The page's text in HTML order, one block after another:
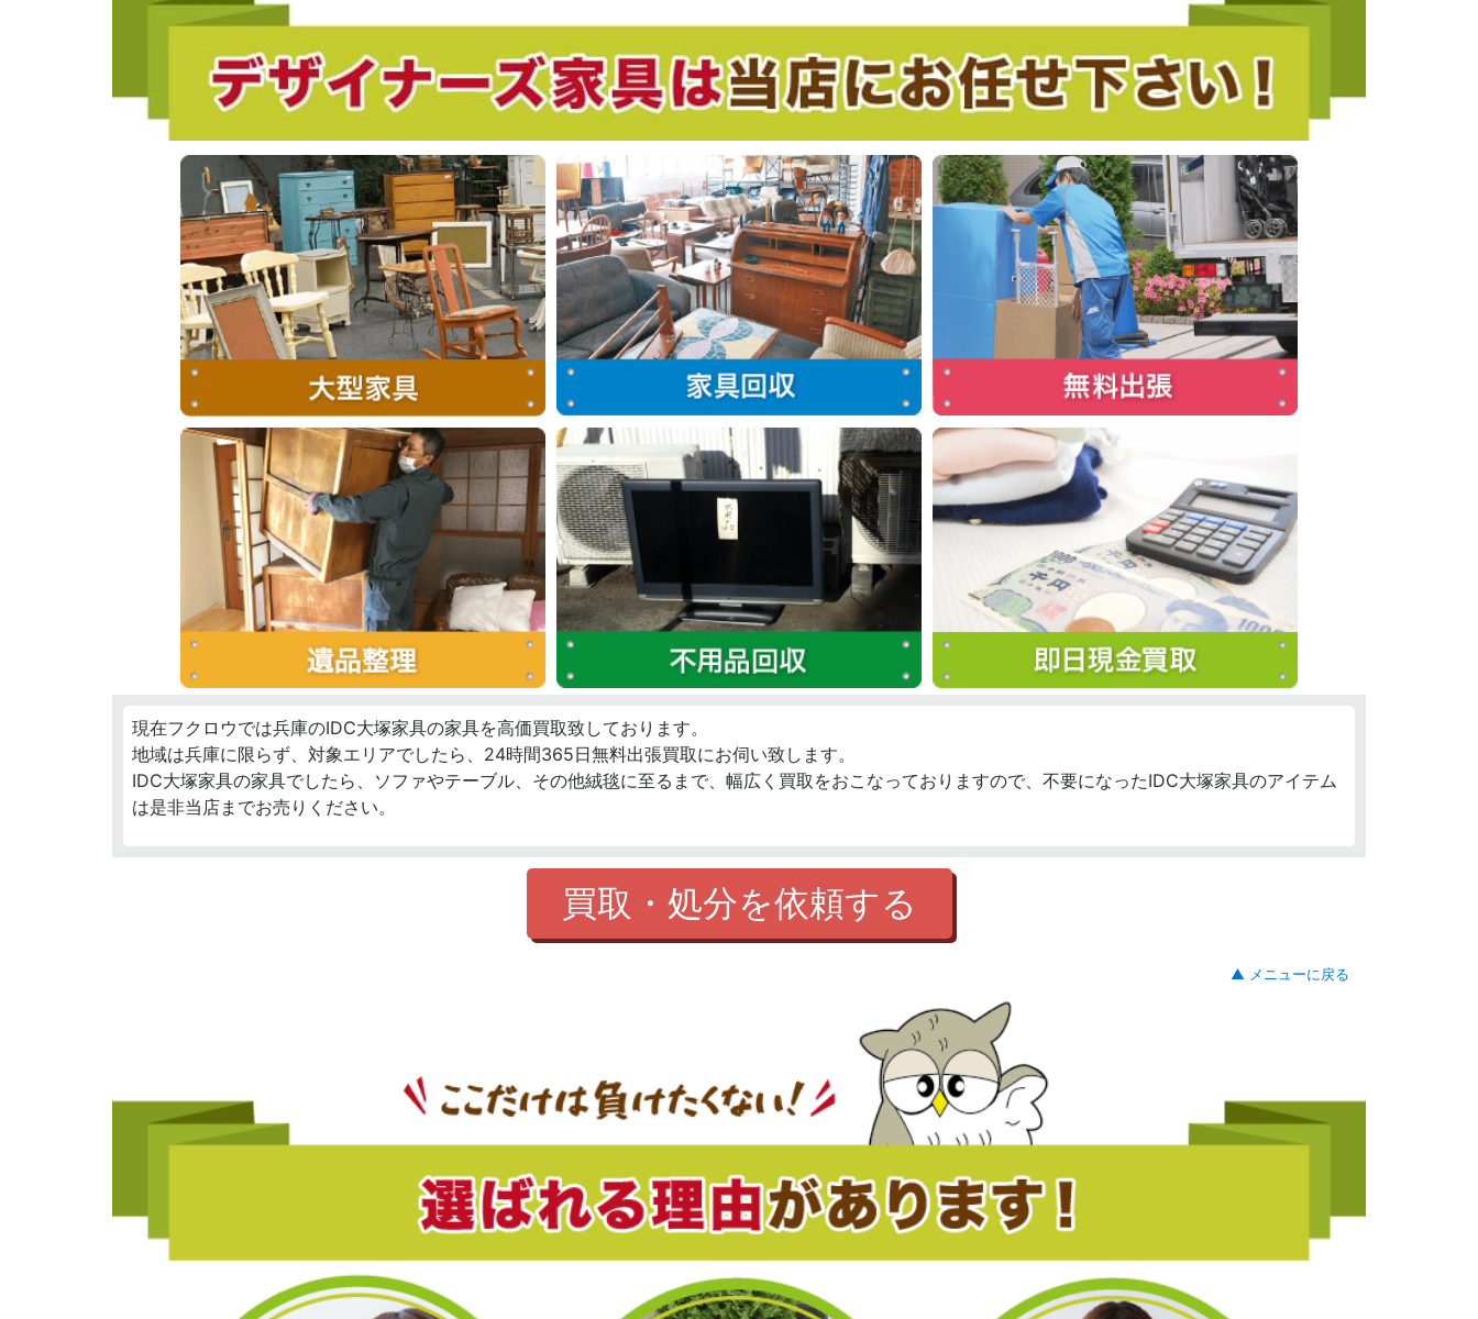
現在フクロウでは兵庫のIDC大塚家具の家具を高価買取致しております。
地域は兵庫に限らず、対象エリアでしたら、24時間365日無料出張買取にお伺い致します。
IDC大塚家具の家具でしたら、ソファやテーブル、その他絨毯に至るまで、幅広く買取をおこなっておりますので、不要になったIDC大塚家具のアイテム
は是非当店までお売りください。
買取・処分を依頼する
▲ メニューに戻る